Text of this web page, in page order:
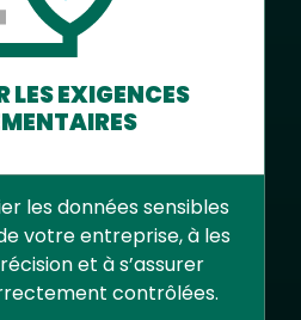
LES EXIGENCES
les données sensibles
votre entreprise, à les
et à s’assurer
contrôlées.